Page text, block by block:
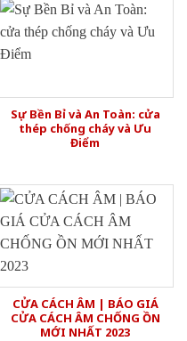
Sự Bền Bỉ và An Toàn: cửa
thép chống cháy và Ưu
Điểm
CỬA CÁCH ÂM | BÁO GIÁ
CỬA CÁCH ÂM CHỐNG ỒN
MỚI NHẤT 2023